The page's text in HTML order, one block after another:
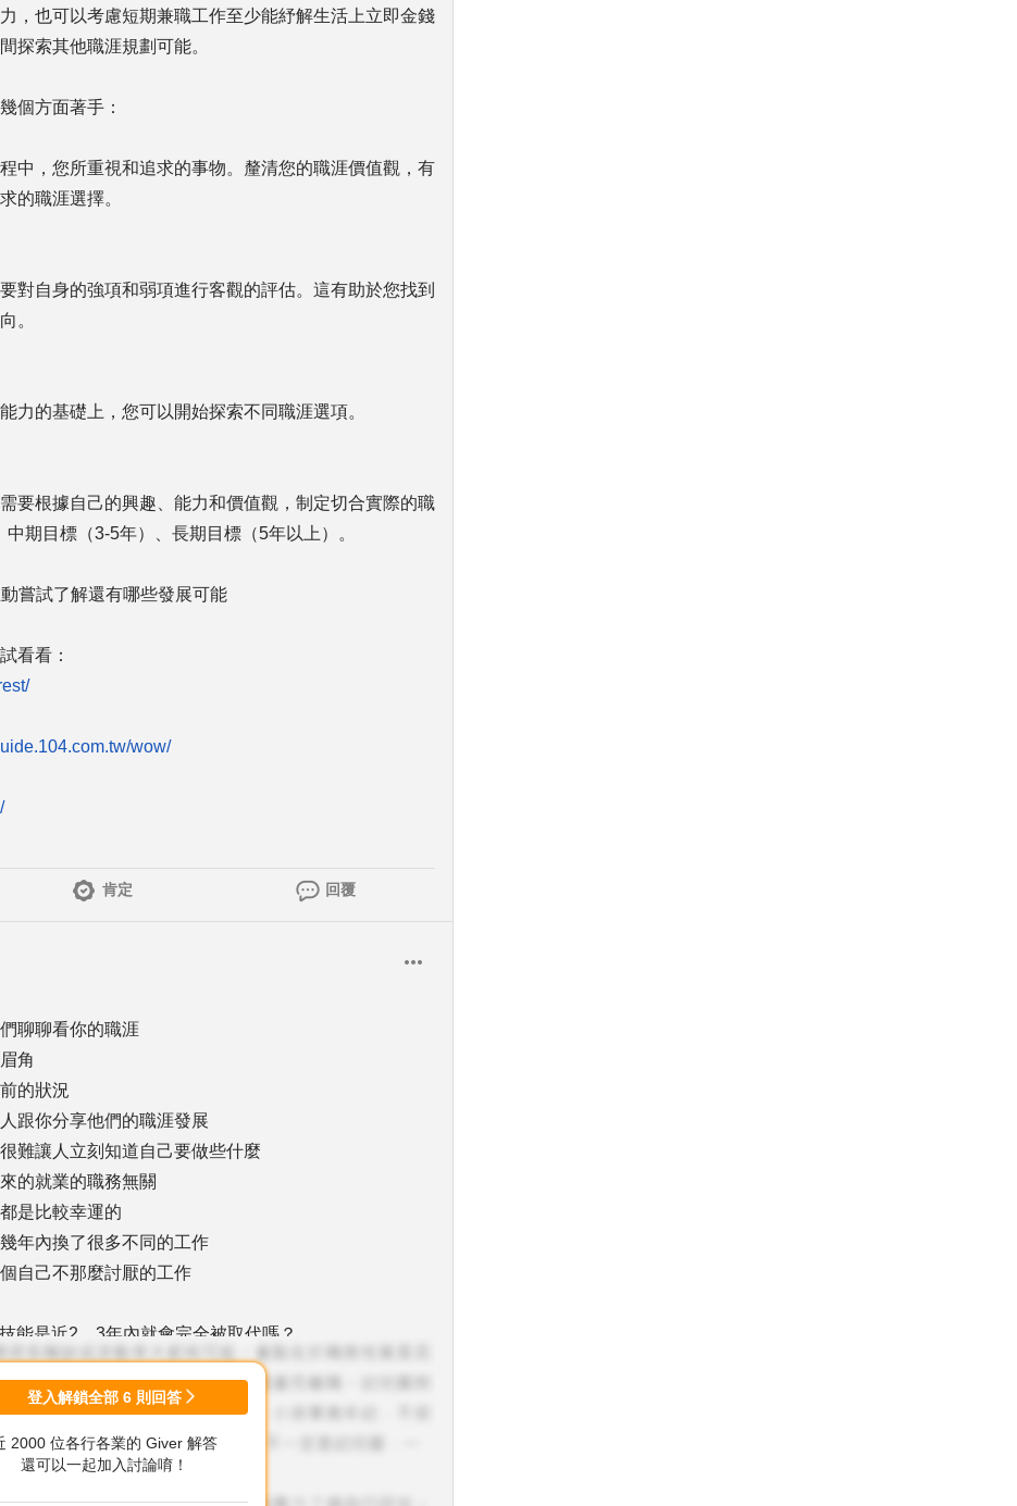
，也可以考慮短期兼職工作至少能紓解生活上立即金錢
探索其他職涯規劃可能。
個方面著手：
中，您所重視和追求的事物。釐清您的職涯價值觀，有
的職涯選擇。
對自身的強項和弱項進行客觀的評估。這有助於您找到
。
力的基礎上，您可以開始探索不同職涯選項。
要根據自己的興趣、能力和價值觀，制定切合實際的職
期目標（3-5年）、長期目標（5年以上）。
嘗試了解還有哪些發展可能
看看：
wow/
肯定 回覆
聊聊看你的職涯
角
的狀況
跟你分享他們的職涯發展
難讓人立刻知道自己要做些什麼
的就業的職務無關
是比較幸運的
年內換了很多不同的工作
自己不那麼討厭的工作
能是近2、3年內就會完全被取代嗎？
，那聽起來有點遠？
學其他技能嗎？同時間只能學一項？
休，這個想法本身就不太可靠
化的資訊軟體業？
登入解鎖全部 6 則回答
2000 位各行各業的 Giver 解答
還可以一起加入討論唷！